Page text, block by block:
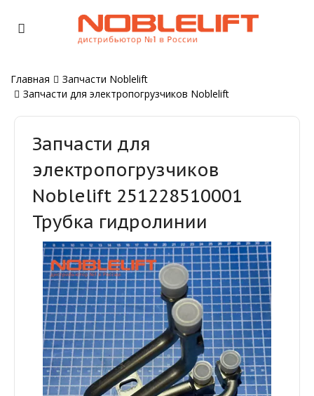
Главная
Запчасти Noblelift
Запчасти для электропогрузчиков Noblelift
Запчасти для
электропогрузчиков
Noblelift 251228510001
Трубка гидролинии